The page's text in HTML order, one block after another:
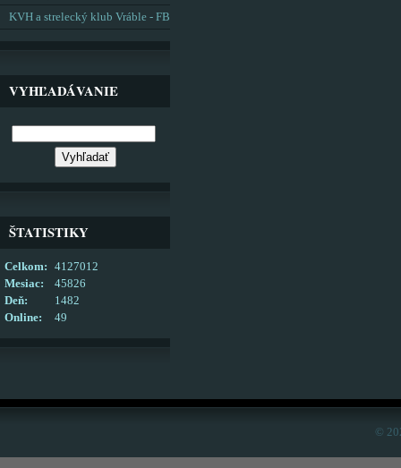
KVH a strelecký klub Vráble - FB
VYHĽADÁVANIE
ŠTATISTIKY
Online: 49
Celkom:
4127012
Mesiac:
45826
Deň:
1482
©